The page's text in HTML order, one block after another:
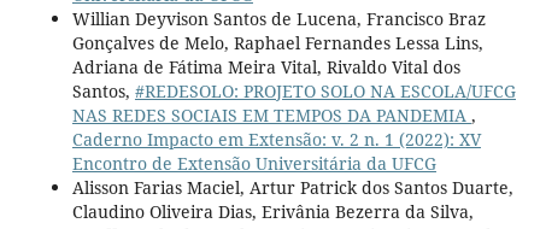
Willian Deyvison Santos de Lucena, Francisco Braz
Gonçalves de Melo, Raphael Fernandes Lessa Lins,
Adriana de Fátima Meira Vital, Rivaldo Vital dos
Santos, #REDESOLO: PROJETO SOLO NA ESCOLA/UFCG
NAS REDES SOCIAIS EM TEMPOS DA PANDEMIA ,
Caderno Impacto em Extensão: v. 2 n. 1 (2022): XV
Encontro de Extensão Universitária da UFCG
Alisson Farias Maciel, Artur Patrick dos Santos Duarte,
Claudino Oliveira Dias, Erivânia Bezerra da Silva,